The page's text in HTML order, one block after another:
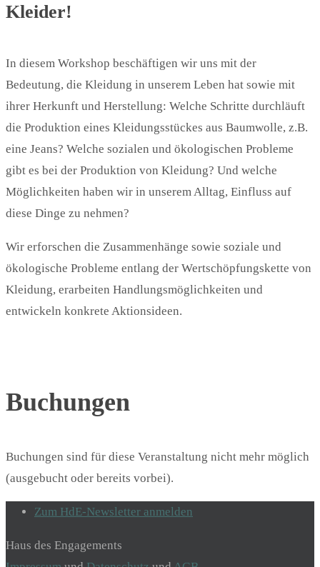
Kleider!
In diesem Workshop beschäftigen wir uns mit der
Bedeutung, die Kleidung in unserem Leben hat sowie mit
ihrer Herkunft und Herstellung: Welche Schritte durchläuft
die Produktion eines Kleidungsstückes aus Baumwolle, z.B.
eine Jeans? Welche sozialen und ökologischen Probleme
gibt es bei der Produktion von Kleidung? Und welche
Möglichkeiten haben wir in unserem Alltag, Einfluss auf
diese Dinge zu nehmen?
Wir erforschen die Zusammenhänge sowie soziale und
ökologische Probleme entlang der Wertschöpfungskette von
Kleidung, erarbeiten Handlungsmöglichkeiten und
entwickeln konkrete Aktionsideen.
Buchungen
Buchungen sind für diese Veranstaltung nicht mehr möglich
(ausgebucht oder bereits vorbei).
Zum HdE-Newsletter anmelden
Haus des Engagements